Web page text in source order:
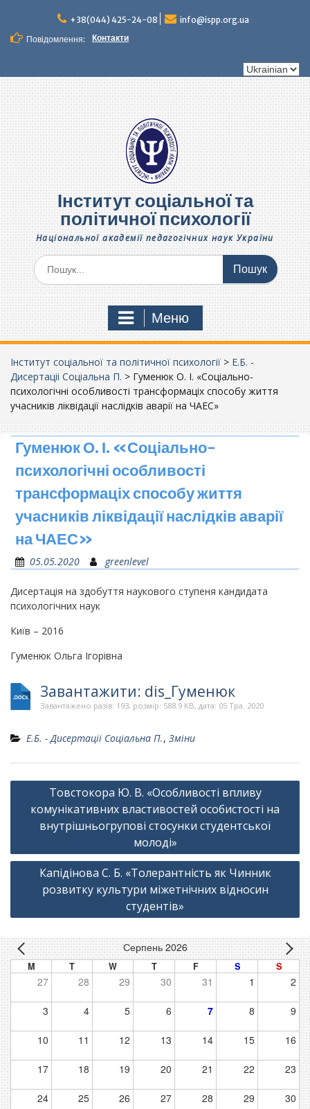
вмісту
+38(044) 425-24-08
info@ispp.org.ua
Повідомлення:
Контакти
Вибрати
Інститут соціальної та
політичної психології
Національної академії педагогічних наук України
Шукати:
Меню
Інститут соціальної та політичної психології > Е.Б. -
Дисертаціі Соціальна П. > Гуменюк О. І. «Соціально-
психологічні особливості трансформаціх способу життя
учасників ліквідації наслідків аварії на ЧАЕС»
Гуменюк О. І. «Соціально-
психологічні особливості
трансформаціх способу життя
учасників ліквідації наслідків аварії
на ЧАЕС»
05.05.2020 greenlevel
Дисертація на здобуття наукового ступеня кандидата
психологічних наук
Київ – 2016
Гуменюк Ольга Ігорівна
Завантажити: dis_Гуменюк
Завантажено разів: 193, розмір: 588.9 KB, дата: 05 Тра. 2020
Е.Б. - Дисертаціі Соціальна П., Зміни
Навігація
записів
Товстокора Ю. В. «Особливості впливу
комунікативних властивостей особистості на
внутрішньогрупові стосунки студентської
молоді»
Капідінова С. Б. «Толерантність як Чинник
розвитку культури міжетнічних відносин
студентів»
Серпень 2026
M T W T F S S
27 28 29 30 31 1 2
3 4 5 6 7 8 9
10 11 12 13 14 15 16
17 18 19 20 21 22 23
24 25 26 27 28 29 30